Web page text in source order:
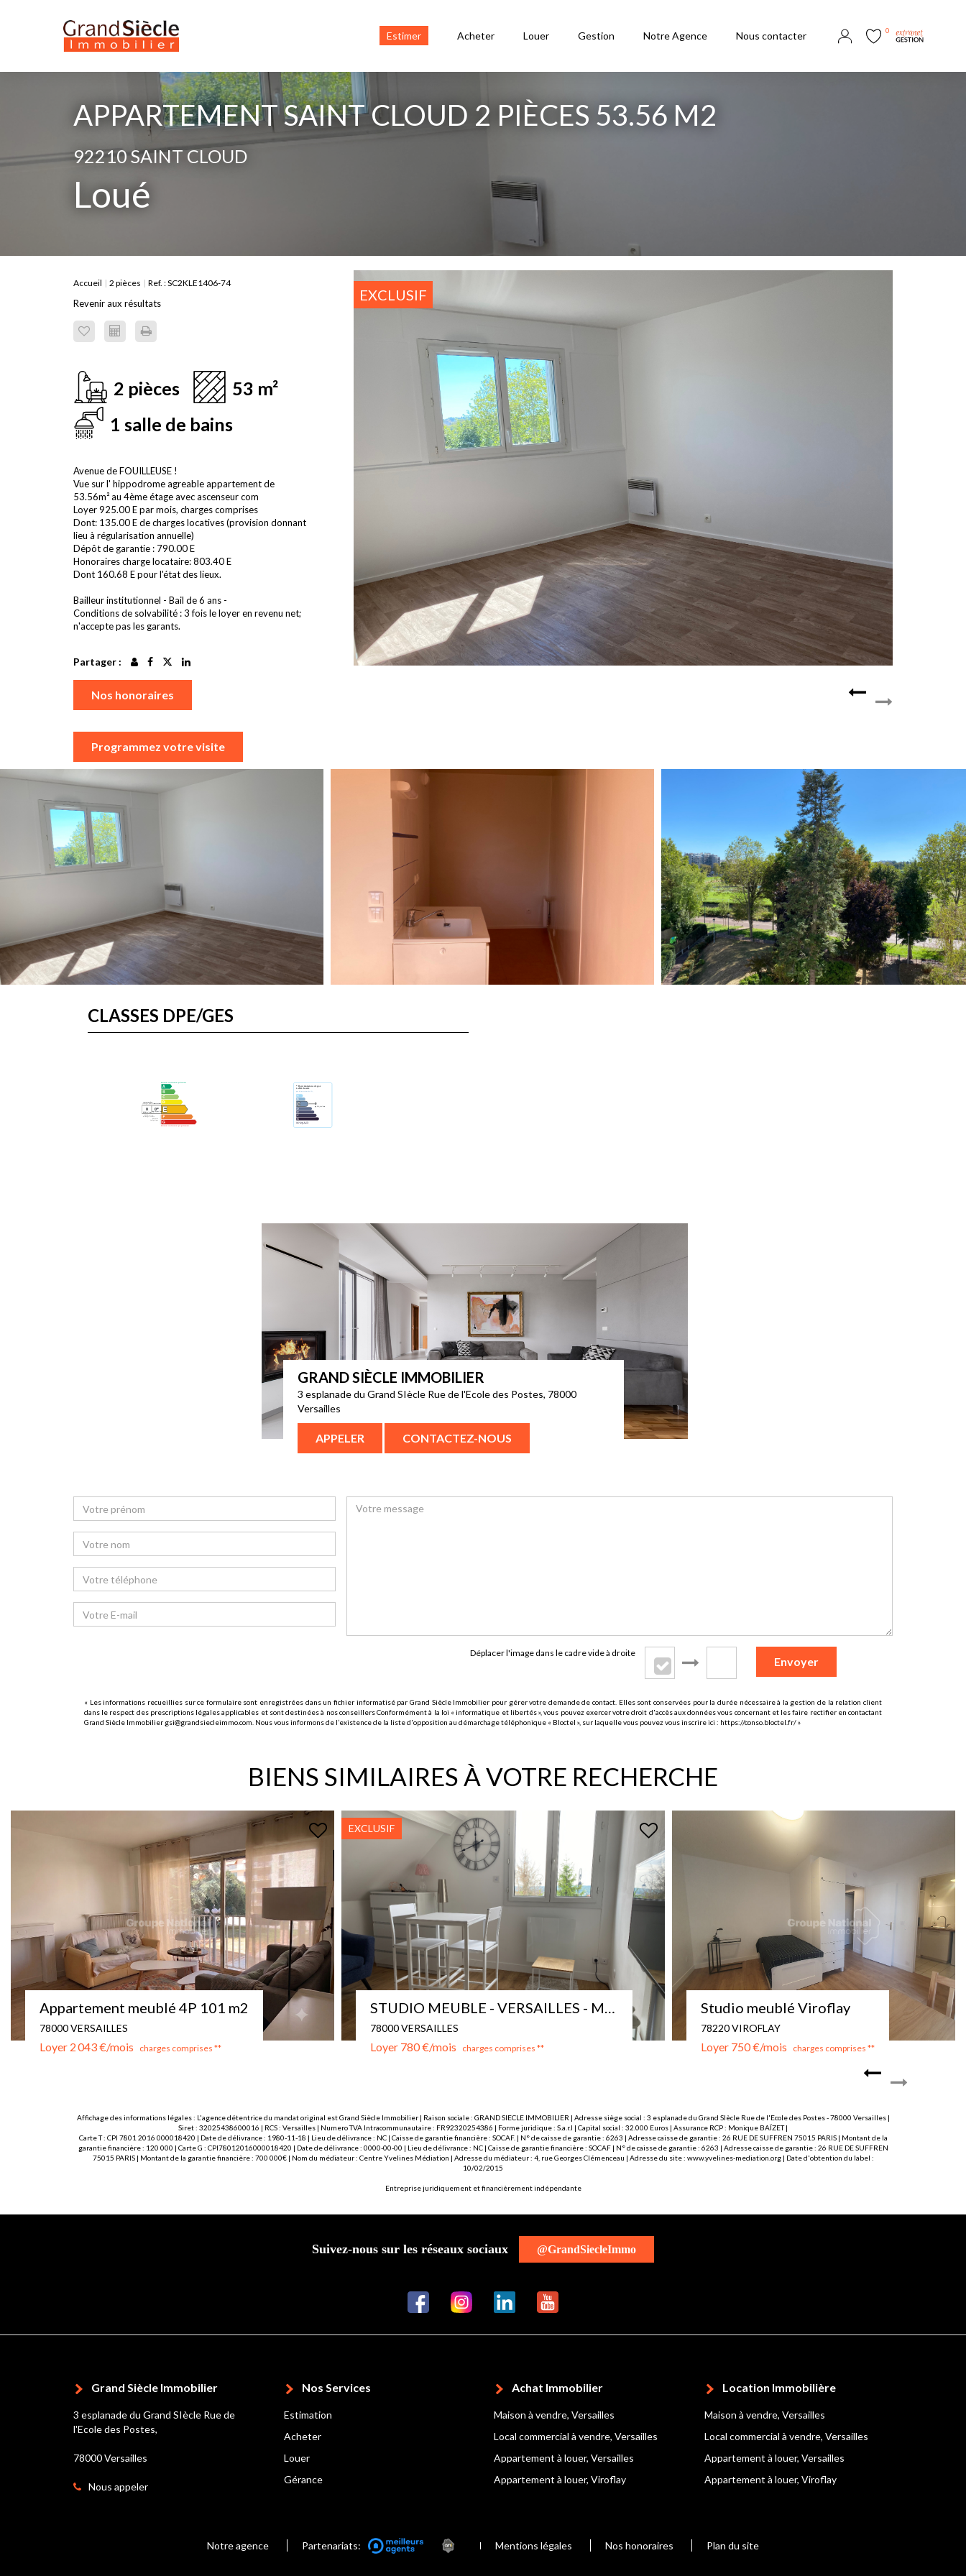
Estimer Acheter Louer Gestion Notre Agence Nous contacter 0
APPARTEMENT SAINT CLOUD 2 PIÈCES 53.56 M2
92210 SAINT CLOUD
Loué
Accueil 2 pièces Ref. : SC2KLE1406-74
Revenir aux résultats EXCLUSIF
2 pièces
53 m²
1 salle de bains
Avenue de FOUILLEUSE !
Vue sur l' hippodrome agreable appartement de
53.56m² au 4ème étage avec ascenseur com
Loyer 925.00 E par mois, charges comprises
Dont: 135.00 E de charges locatives (provision donnant
lieu à régularisation annuelle)
Dépôt de garantie : 790.00 E
Honoraires charge locataire: 803.40 E
Dont 160.68 E pour l'état des lieux.
Bailleur institutionnel - Bail de 6 ans -
Conditions de solvabilité : 3 fois le loyer en revenu net;
n'accepte pas les garants.
Partager :
Nos honoraires
Programmez votre visite
CLASSES DPE/GES
GRAND SIÈCLE IMMOBILIER
3 esplanade du Grand SIècle Rue de l'Ecole des Postes, 78000
Versailles
APPELER CONTACTEZ-NOUS
Déplacer l'image dans le cadre vide à droite
Envoyer
« Les informations recueillies sur ce formulaire sont enregistrées dans un fichier informatisé par Grand Siècle Immobilier pour gérer votre demande de contact. Elles sont conservées pour la durée nécessaire à la gestion de la relation client
dans le respect des prescriptions légales applicables et sont destinées à nos conseillers Conformément à la loi « informatique et libertés », vous pouvez exercer votre droit d'accès aux données vous concernant et les faire rectifier en contactant
Grand Siècle Immobilier gsi@grandsiecleimmo.com. Nous vous informons de l’existence de la liste d'opposition au démarchage téléphonique « Bloctel », sur laquelle vous pouvez vous inscrire ici : https://conso.bloctel.fr/»
BIENS SIMILAIRES À VOTRE RECHERCHE
STUDIO MEUBLE - VERSAILLES - MONTREUIL
78000 VERSAILLES
Loyer 780 €/mois charges comprises **
Studio meublé Viroflay
78220 VIROFLAY
Loyer 750 €/mois charges comprises **
Appartement 4 pièces 101 m2
78000 VERSAILLES
Loyer 1 943 €/mois charges comprises **
Affichage des informations légales : L'agence détentrice du mandat original est Grand Siècle Immobilier | Raison sociale : GRAND SIECLE IMMOBILIER | Adresse siège social : 3 esplanade du Grand SIècle Rue de l'Ecole des Postes - 78000 Versailles |
Siret : 32025438600016 | RCS : Versailles | Numero TVA Intracommunautaire : FR92320254386 | Forme juridique : S.a.r.l | Capital social : 32.000 Euros | Assurance RCP : Monique BAÏZET |
Carte T : CPI 7801 2016 000018420 | Date de délivrance : 1980-11-18 | Lieu de délivrance : NC | Caisse de garantie financière : SOCAF. | N° de caisse de garantie : 6263 | Adresse caisse de garantie : 26 RUE DE SUFFREN 75015 PARIS | Montant de la
garantie financière : 120 000 | Carte G : CPI78012016000018420 | Date de délivrance : 0000-00-00 | Lieu de délivrance : NC | Caisse de garantie financière : SOCAF | N° de caisse de garantie : 6263 | Adresse caisse de garantie : 26 RUE DE SUFFREN
75015 PARIS | Montant de la garantie financière : 700 000€ | Nom du médiateur : Centre Yvelines Médiation | Adresse du médiateur : 4, rue Georges Clémenceau | Adresse du site : www.yvelines-mediation.org| Date d'obtention du label :
10/02/2015
Entreprise juridiquement et financièrement indépendante
Suivez-nous sur les réseaux sociaux @GrandSiecleImmo
Grand Siècle Immobilier
3 esplanade du Grand SIècle Rue de
l'Ecole des Postes,
78000 Versailles
Nous appeler
Nos Services
Estimation
Acheter
Louer
Gérance
Achat Immobilier
Maison à vendre, Versailles
Local commercial à vendre, Versailles
Appartement à louer, Versailles
Appartement à louer, Viroflay
Location Immobilière
Maison à vendre, Versailles
Local commercial à vendre, Versailles
Appartement à louer, Versailles
Appartement à louer, Viroflay
Notre agence Partenariats: Mentions légales Nos honoraires Plan du site